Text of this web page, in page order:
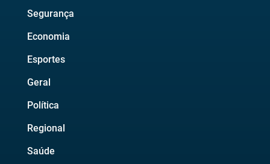
Segurança
Economia
Esportes
Geral
Política
Regional
Saúde